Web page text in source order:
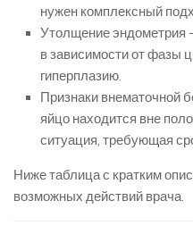
нужен комплексный
Утолщение
в зависимости от фазы
гиперплазию.
Признаки внематочной
яйцо находится вне
ситуация, требующая
Ниже таблица с кратким
возможных действий врача.